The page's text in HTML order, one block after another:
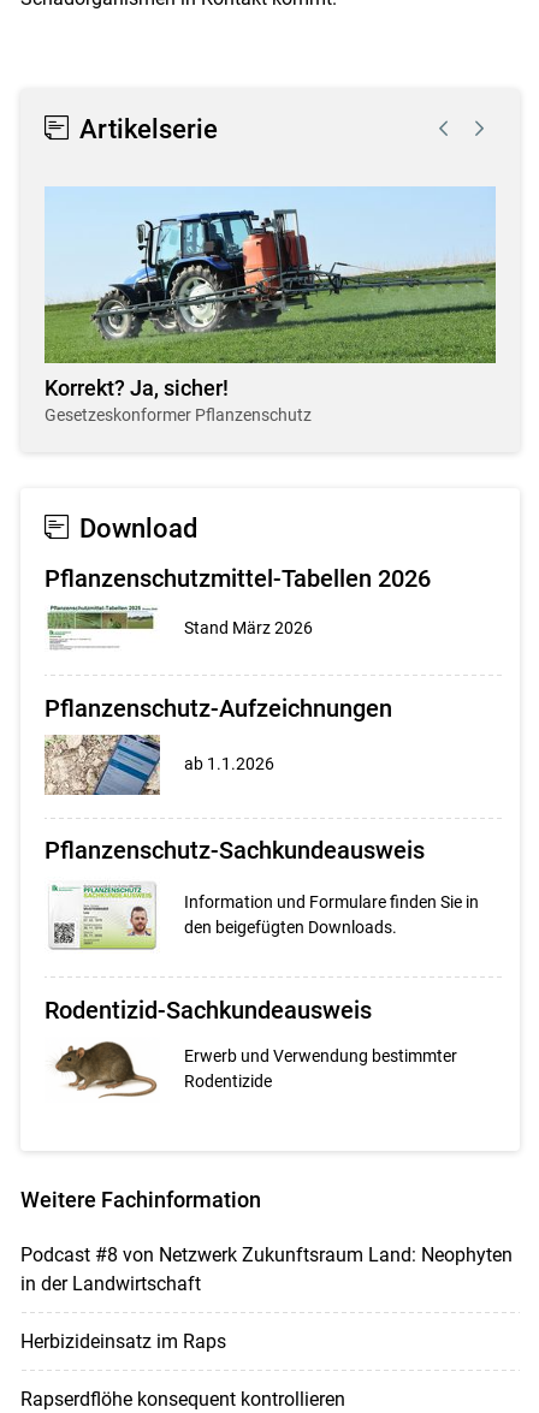
Artikelserie
Korrekt? Ja, sicher!
Gesetzeskonformer Pflanzenschutz
Download
Pflanzenschutzmittel-Tabellen 2026
Stand März 2026
Pflanzenschutz-Aufzeichnungen
ab 1.1.2026
Pflanzenschutz-Sachkundeausweis
Information und Formulare finden Sie in
den beigefügten Downloads.
Rodentizid-Sachkundeausweis
Erwerb und Verwendung bestimmter
Rodentizide
Weitere Fachinformation
Podcast #8 von Netzwerk Zukunftsraum Land: Neophyten
in der Landwirtschaft
Herbizideinsatz im Raps
Rapserdflöhe konsequent kontrollieren